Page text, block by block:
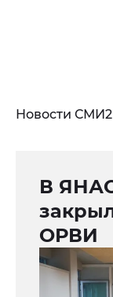
Новости СМИ2
В
ОРВИ